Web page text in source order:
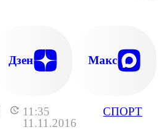
11:35
11.11.2016
СПОРТ
Дзен Макс